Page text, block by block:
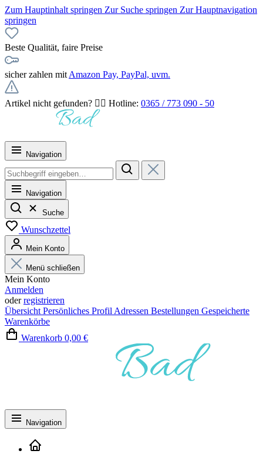
Zum Hauptinhalt springen Zur Suche springen Zur Hauptnavigation
springen
Beste Qualität, faire Preise
sicher zahlen mit Amazon Pay, PayPal, uvm.
Artikel nicht gefunden? 👉🏻 Hotline: 0365 / 773 090 - 50
Navigation
Navigation
Suche
Wunschzettel
Mein Konto
Menü schließen
Mein Konto
Anmelden
oderregistrieren
Übersicht Persönliches Profil Adressen Bestellungen Gespeicherte
Warenkörbe
Warenkorb 0,00 €
Navigation